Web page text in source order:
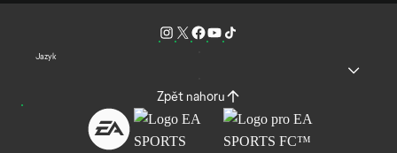
Jazyk
Zpět nahoru